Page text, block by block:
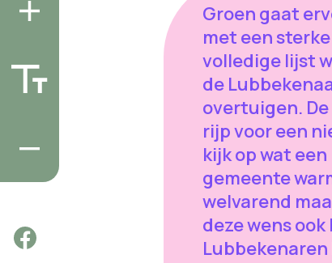
Groen gaat
met een
volledige lijst
de
overtuigen.
rijp voor een
kijk op wat een
gemeente
welvarend
deze wens ook